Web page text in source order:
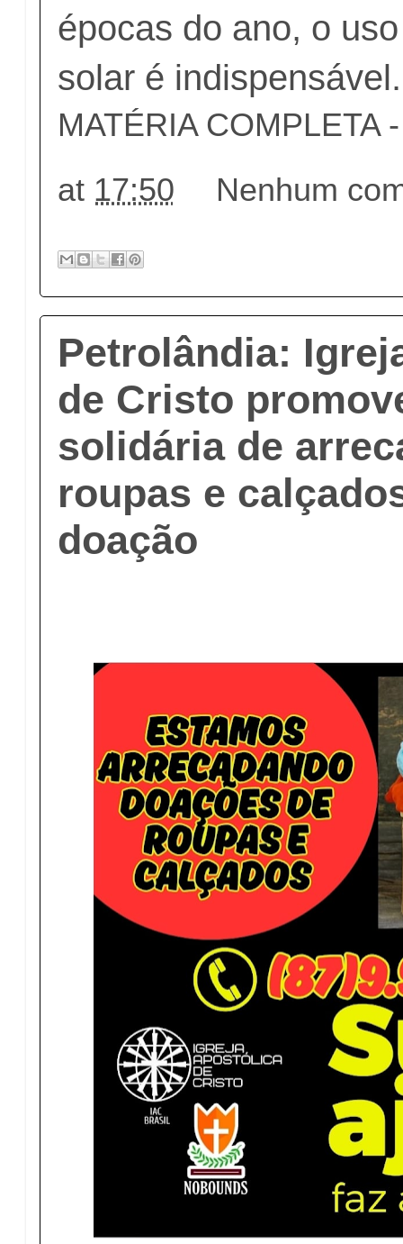
épocas do ano, o
solar é indispensável.
MATÉRIA COMPLETA
at 17:50 Nenhum
Petrolândia:
de Cristo
solidária de
roupas e
doação